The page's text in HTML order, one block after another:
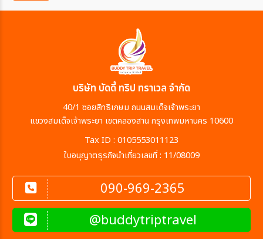
บริษัท บัดดี้ ทริป ทราเวล จำกัด
40/1 ซอยสิทธิเกษม ถนนสมเด็จเจ้าพระยา
แขวงสมเด็จเจ้าพระยา เขตคลองสาน กรุงเทพมหานคร 10600
Tax ID : 0105553011123
ใบอนุญาตธุรกิจนำเที่ยวเลขที่ : 11/08009
090-969-2365
@buddytriptravel